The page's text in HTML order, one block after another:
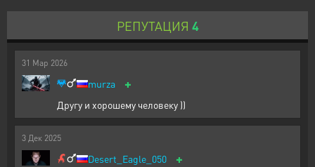
РЕПУТАЦИЯ 4
31 Мар 2026
murza +
Другу и хорошему человеку ))
3 Дек 2025
Desert_Eagle_050 +